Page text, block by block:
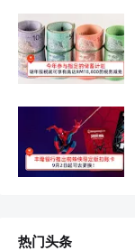
热门头条